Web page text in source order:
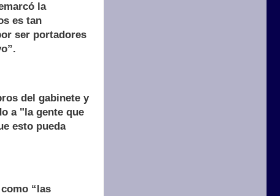
la
es tan
ser portadores
del gabinete y
a "la gente que
esto pueda
“las